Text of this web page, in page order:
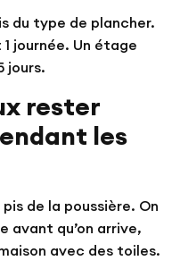
du type de plancher.
1 journée. Un étage
jours.
rester
les
de la poussière. On
avant qu’on arrive,
avec des toiles.